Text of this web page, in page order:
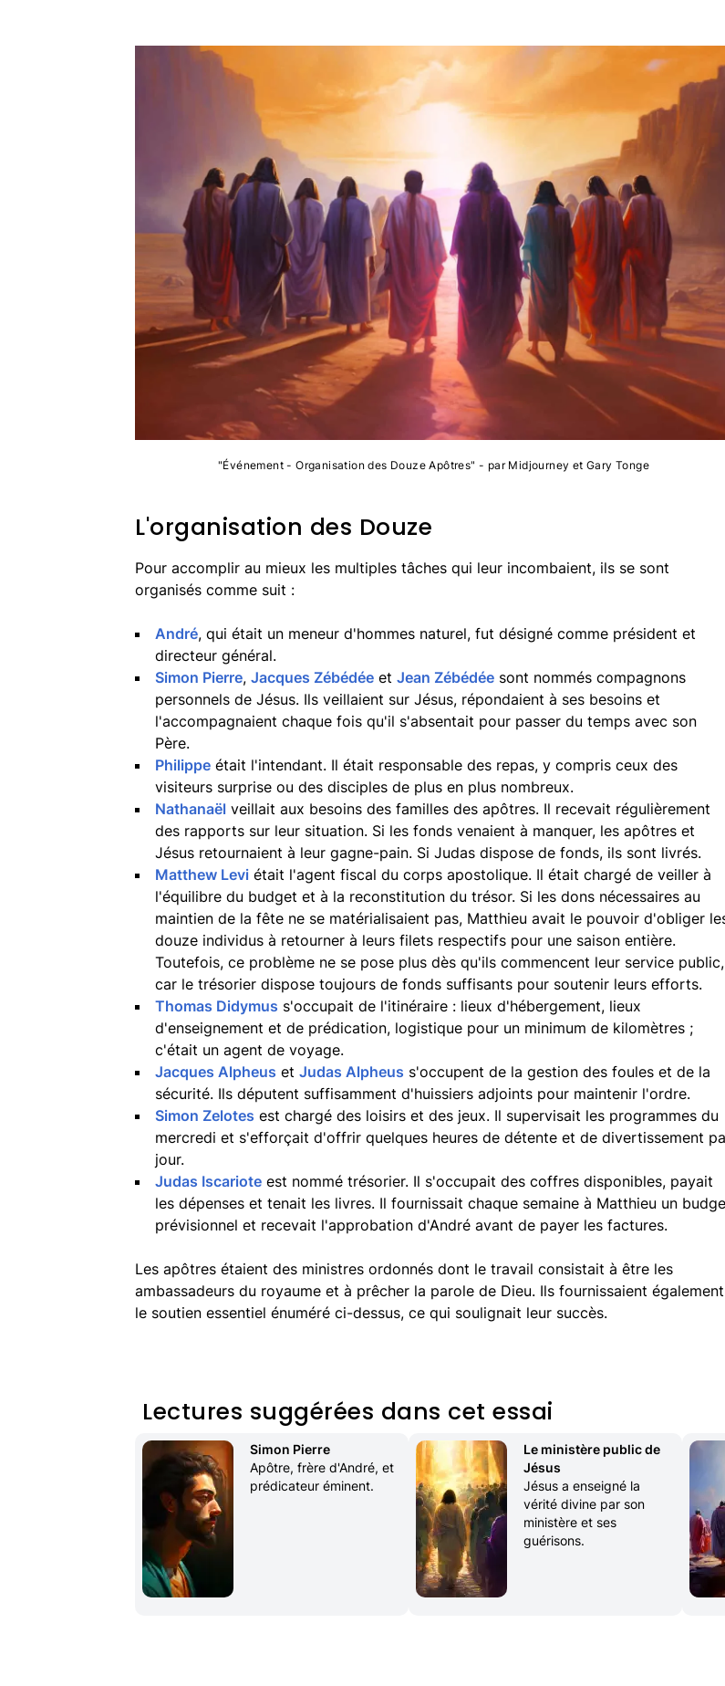
"Événement - Organisation des Douze Apôtres" - par Midjourney et Gary Tonge
L'organisation des Douze
Pour accomplir au mieux les multiples tâches qui leur incombaient, ils se sont
organisés comme suit :
André, qui était un meneur d'hommes naturel, fut désigné comme président et
directeur général.
Simon Pierre, Jacques Zébédée et Jean Zébédée sont nommés compagnons
personnels de Jésus. Ils veillaient sur Jésus, répondaient à ses besoins et
l'accompagnaient chaque fois qu'il s'absentait pour passer du temps avec son
Père.
Philippe était l'intendant. Il était responsable des repas, y compris ceux des
visiteurs surprise ou des disciples de plus en plus nombreux.
Nathanaël veillait aux besoins des familles des apôtres. Il recevait régulièrement
des rapports sur leur situation. Si les fonds venaient à manquer, les apôtres et
Jésus retournaient à leur gagne-pain. Si Judas dispose de fonds, ils sont livrés.
Matthew Levi était l'agent fiscal du corps apostolique. Il était chargé de veiller à
l'équilibre du budget et à la reconstitution du trésor. Si les dons nécessaires au
maintien de la fête ne se matérialisaient pas, Matthieu avait le pouvoir d'obliger
douze individus à retourner à leurs filets respectifs pour une saison entière.
Toutefois, ce problème ne se pose plus dès qu'ils commencent leur service public,
car le trésorier dispose toujours de fonds suffisants pour soutenir leurs efforts.
Thomas Didymus s'occupait de l'itinéraire : lieux d'hébergement, lieux
d'enseignement et de prédication, logistique pour un minimum de kilomètres ;
c'était un agent de voyage.
Jacques Alpheus et Judas Alpheus s'occupent de la gestion des foules et de la
sécurité. Ils députent suffisamment d'huissiers adjoints pour maintenir l'ordre.
Simon Zelotes est chargé des loisirs et des jeux. Il supervisait les programmes du
mercredi et s'efforçait d'offrir quelques heures de détente et de divertissement
jour.
Judas Iscariote est nommé trésorier. Il s'occupait des coffres disponibles, payait
les dépenses et tenait les livres. Il fournissait chaque semaine à Matthieu un
prévisionnel et recevait l'approbation d'André avant de payer les factures.
Les apôtres étaient des ministres ordonnés dont le travail consistait à être les
ambassadeurs du royaume et à prêcher la parole de Dieu. Ils fournissaient également
le soutien essentiel énuméré ci-dessus, ce qui soulignait leur succès.
Lectures suggérées dans cet essai
Simon Pierre
Apôtre, frère d'André, et
prédicateur éminent.
Le ministère public de
Jésus
Jésus a enseigné la
vérité divine par son
ministère et ses
guérisons.